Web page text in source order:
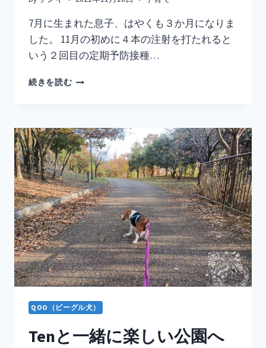
7月に生まれた息子、はやくも３か月になりま
した。 11月の初めに４本の注射を打たれると
いう２回目の定期予防接種…
続きを読む【生
あ
っ
と
い
う
間
に
お
食
い
初
め
QOO（ビーグル犬）
Tenと一緒に楽しい公園へ